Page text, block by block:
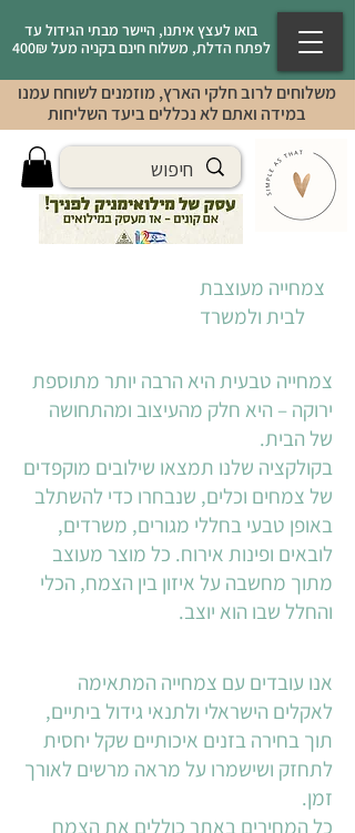
בואו לעצץ איתנו, היישר מבתי הגידול עד
לפתח הדלת, משלוח חינם בקניה מעל 400₪
משלוחים לרוב חלקי הארץ, מוזמנים לשוחח עמנו
במידה ואתם לא נכללים ביעד השליחות
צמחייה מעוצבת
לבית ולמשרד
צמחייה טבעית היא הרבה יותר מתוספת
ירוקה – היא חלק מהעיצוב ומהתחושה
של הבית.
בקולקציה שלנו תמצאו שילובים מוקפדים
של צמחים וכלים, שנבחרו כדי להשתלב
באופן טבעי בחללי מגורים, משרדים,
לובאים ופינות אירוח. כל מוצר מעוצב
מתוך מחשבה על איזון בין הצמח, הכלי
והחלל שבו הוא יוצב.
אנו עובדים עם צמחייה המתאימה
לאקלים הישראלי ולתנאי גידול ביתיים,
תוך בחירה בזנים איכותיים שקל יחסית
לתחזק ושישמרו על מראה מרשים לאורך
זמן.
כל המחירים באתר כוללים את הצמח